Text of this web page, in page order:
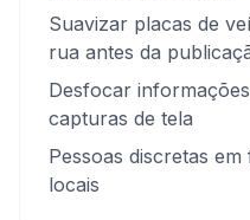
Suavizar placas de
rua antes da
Desfocar
capturas de tela
Pessoas discretas
locais